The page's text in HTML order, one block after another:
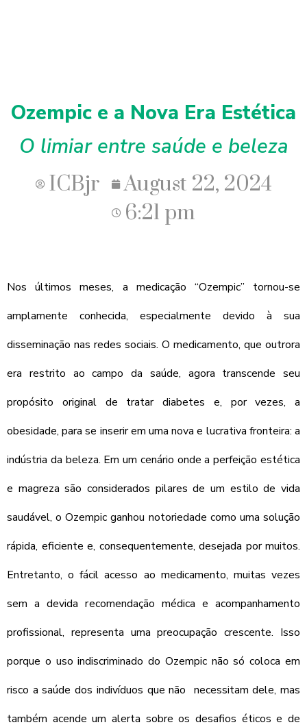
Ozempic e a Nova Era Estética
O limiar entre saúde e beleza
ICBjr
August 22, 2024
6:21 pm
Nos últimos meses, a medicação ‘‘Ozempic” tornou-se
amplamente conhecida, especialmente devido à sua
disseminação nas redes sociais. O medicamento, que outrora
era restrito ao campo da saúde, agora transcende seu
propósito original de tratar diabetes e, por vezes, a
obesidade, para se inserir em uma nova e lucrativa fronteira: a
indústria da beleza. Em um cenário onde a perfeição estética
e magreza são considerados pilares de um estilo de vida
saudável, o Ozempic ganhou notoriedade como uma solução
rápida, eficiente e, consequentemente, desejada por muitos.
Entretanto, o fácil acesso ao medicamento, muitas vezes
sem a devida recomendação médica e acompanhamento
profissional, representa uma preocupação crescente. Isso
porque o uso indiscriminado do Ozempic não só coloca em
risco a saúde dos indivíduos que não necessitam dele, mas
também acende um alerta sobre os desafios éticos e de